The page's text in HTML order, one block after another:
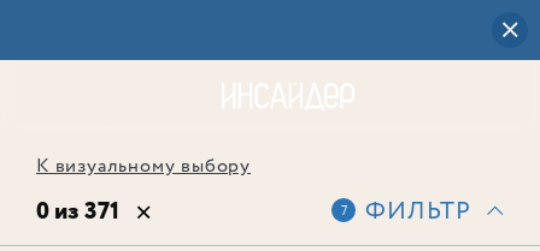
К визуальному выбору
0 из 371 7 ФИЛЬТР